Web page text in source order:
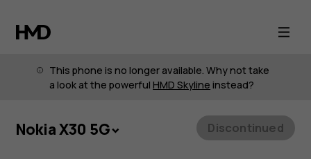
Nokia
X30
sustainable
This phone is no longer available. Why not take
a look at the powerfulHMD Skyline instead?
Nokia X30 5G Discontinued